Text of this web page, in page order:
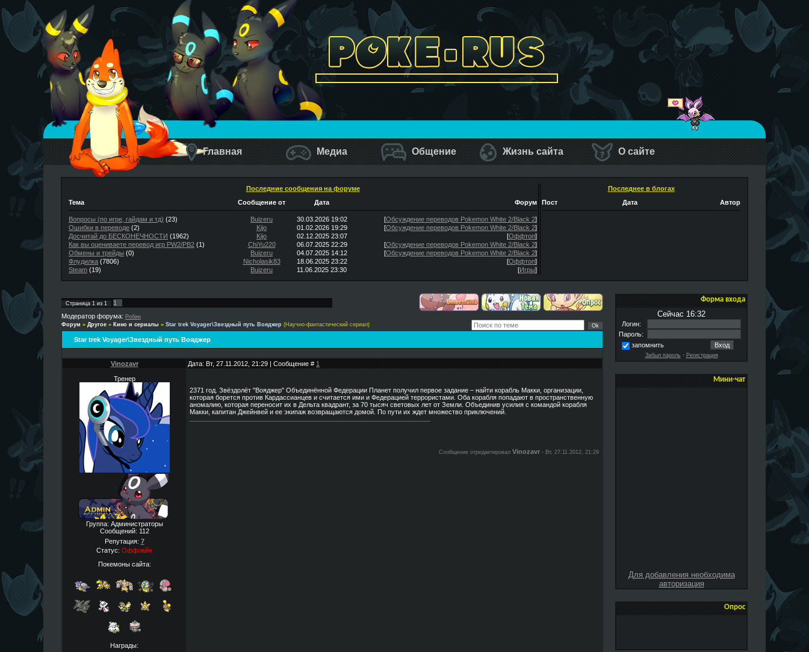
Главная Медиа Общение Жизнь сайта О сайте
Последние сообщения на форуме
Тема
Сообщение от Дата Форум
Вопросы (по игре, гайдам и тд) (23) Buizeru 30.03.2026 19:02 [Обсуждение переводов Pokemon White 2/Black 2]
Ошибки в переводе (2) Kijo 01.02.2026 19:29 [Обсуждение переводов Pokemon White 2/Black 2]
Досчитай до БЕСКОНЕЧНОСТИ (1962) Kijo 02.12.2025 23:07 [Оффтоп]
Как вы оцениваете перевод игр PW2/PB2 (1) ChiYu220 06.07.2025 22:29 [Обсуждение переводов Pokemon White 2/Black 2]
Обмены и трейды (0) Buizeru 04.07.2025 14:12 [Обсуждение переводов Pokemon White 2/Black 2]
Флудилка (7806) Nicholasik83 18.06.2025 23:22 [Оффтоп]
Steam (19) Buizeru 11.06.2025 23:30 [Игры]
Последнее в блогах
Пост
Дата Автор
Форма входа
Сейчас 16:32
Логин:
Пароль:
запомнить
Забыл пароль· Регистрация
Мини-чат
Для добавления необходима
авторизация
Опрос
Страница 1 из 1
1
Модератор форума: Робин
Форум » Другое » Кино и сериалы » Star trek Voyager\Звездный путь Вояджер (Научно-фантастический сериал)
Star trek Voyager\Звездный путь Вояджер
Vinozavr Дата: Вт, 27.11.2012, 21:29 | Сообщение # 1
Тренер
Группа: Администраторы
Сообщений: 112
Репутация: 7
Статус: Оффлайн
Покемоны сайта:
Награды:
2371 год. Звёздолёт "Вояджер" Объединённой Федерации Планет получил первое задание – найти корабль Макки, организации,
которая борется против Кардассианцев и считается ими и Федерацией террористами. Оба корабля попадают в пространственную
аномалию, которая переносит их в Дельта квадрант, за 70 тысяч световых лет от Земли. Объединив усилия с командой корабля
Макки, капитан Джейнвей и ее экипаж возвращаются домой. По пути их ждет множество приключений.
Сообщение отредактировал Vinozavr - Вт, 27.11.2012, 21:29